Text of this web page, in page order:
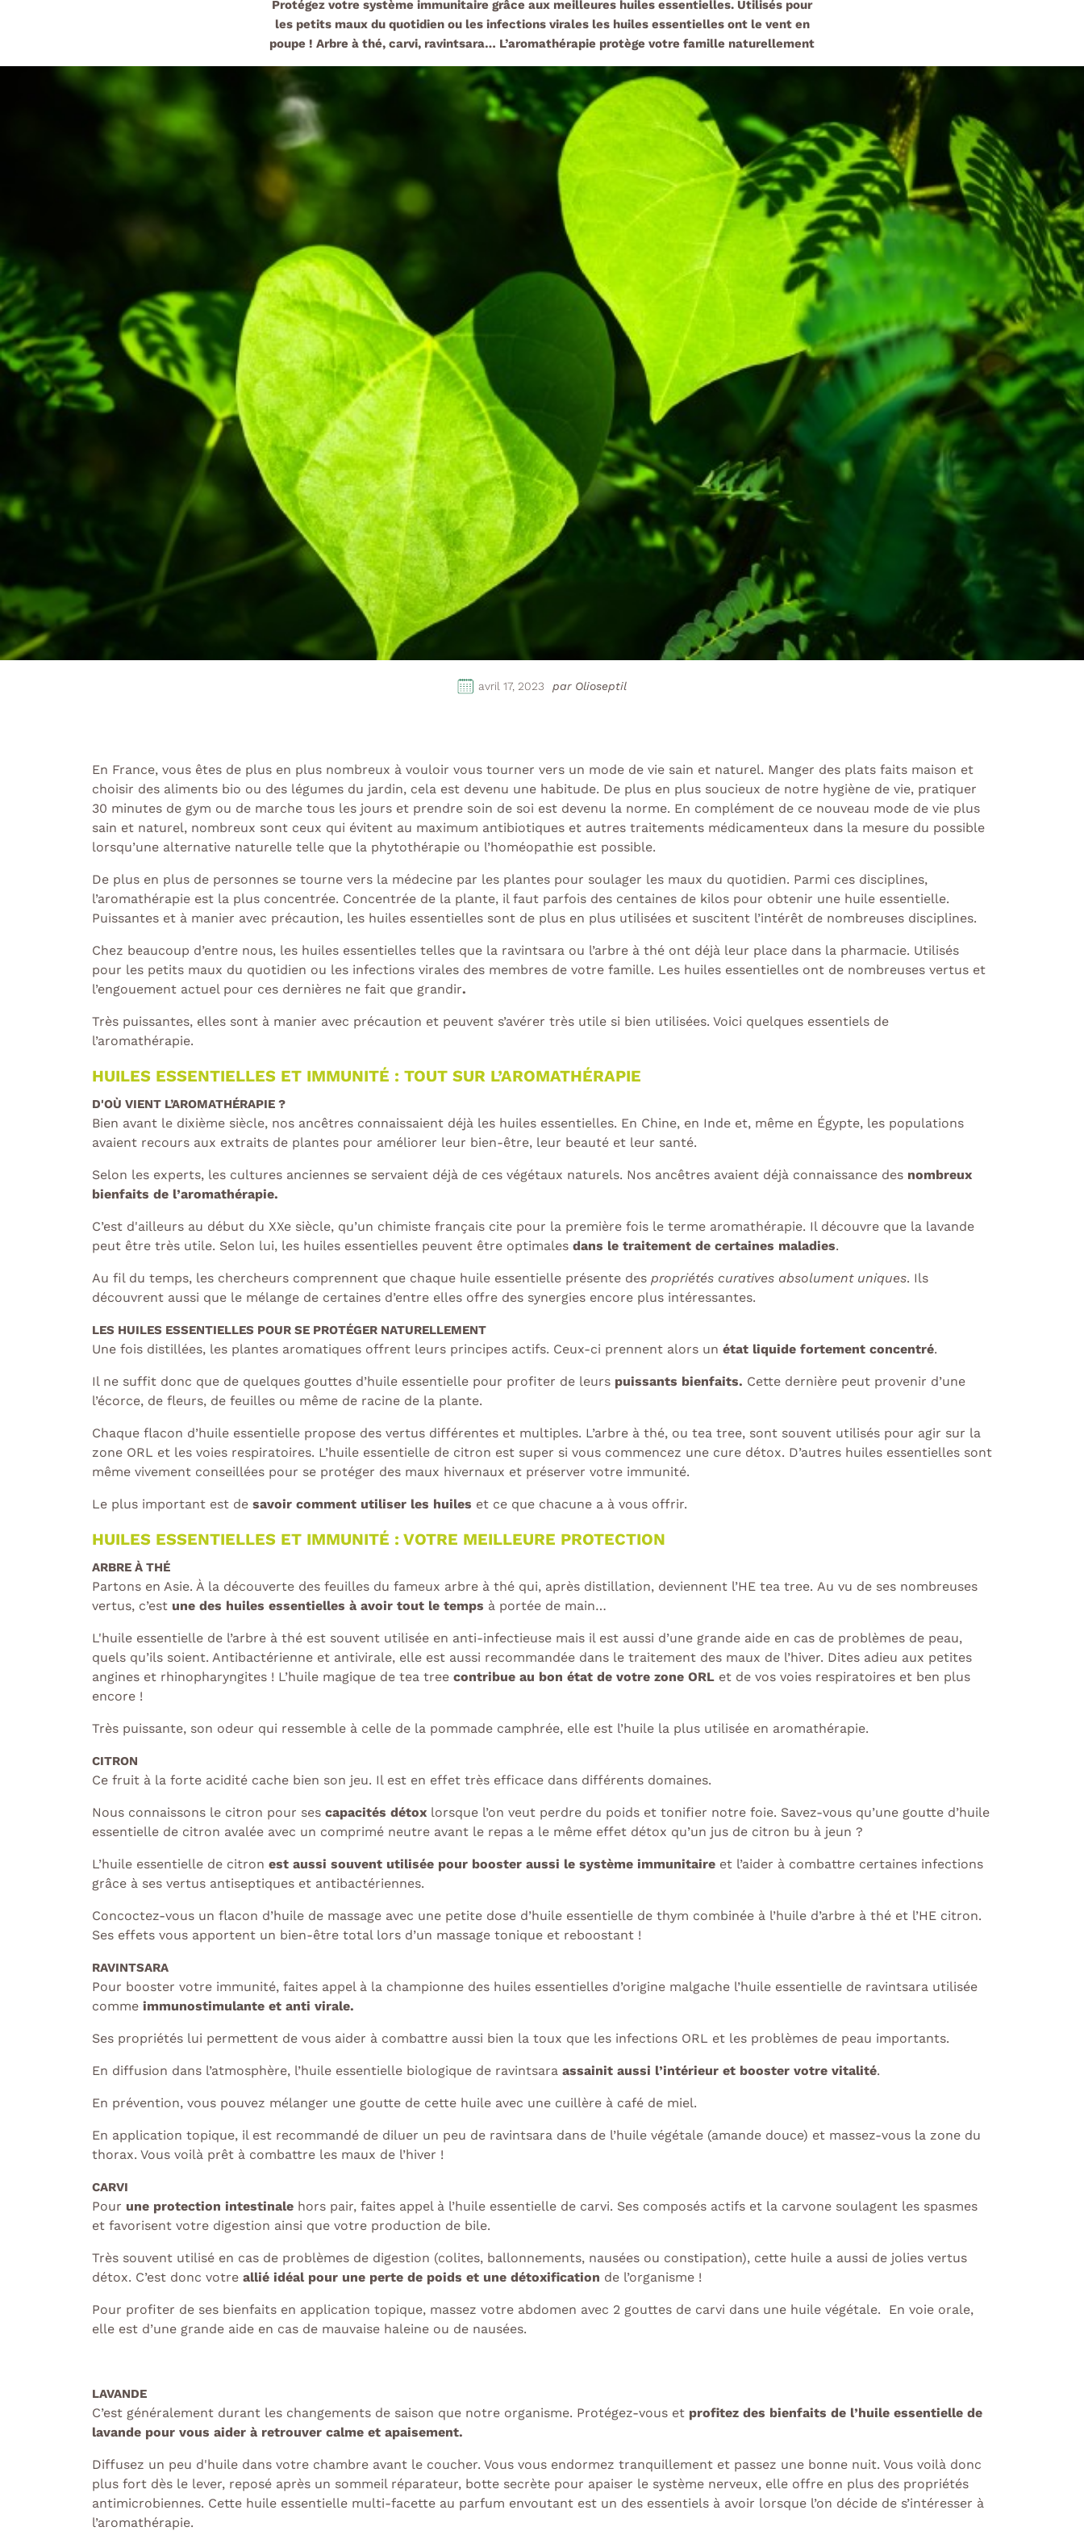
Protégez votre système immunitaire grâce aux meilleures huiles essentielles. Utilisés pour
les petits maux du quotidien ou les infections virales les huiles essentielles ont le vent en
poupe ! Arbre à thé, carvi, ravintsara… L’aromathérapie protège votre famille naturellement
avril 17, 2023 par Olioseptil
En France, vous êtes de plus en plus nombreux à vouloir vous tourner vers un mode de vie sain et naturel. Manger des plats faits maison et
choisir des aliments bio ou des légumes du jardin, cela est devenu une habitude. De plus en plus soucieux de notre hygiène de vie, pratiquer
30 minutes de gym ou de marche tous les jours et prendre soin de soi est devenu la norme. En complément de ce nouveau mode de vie plus
sain et naturel, nombreux sont ceux qui évitent au maximum antibiotiques et autres traitements médicamenteux dans la mesure du possible
lorsqu’une alternative naturelle telle que la phytothérapie ou l’homéopathie est possible.
De plus en plus de personnes se tourne vers la médecine par les plantes pour soulager les maux du quotidien. Parmi ces disciplines,
l’aromathérapie est la plus concentrée. Concentrée de la plante, il faut parfois des centaines de kilos pour obtenir une huile essentielle.
Puissantes et à manier avec précaution, les huiles essentielles sont de plus en plus utilisées et suscitent l’intérêt de nombreuses disciplines.
Chez beaucoup d’entre nous, les huiles essentielles telles que la ravintsara ou l’arbre à thé ont déjà leur place dans la pharmacie. Utilisés
pour les petits maux du quotidien ou les infections virales des membres de votre famille. Les huiles essentielles ont de nombreuses vertus et
l’engouement actuel pour ces dernières ne fait que grandir.
Très puissantes, elles sont à manier avec précaution et peuvent s’avérer très utile si bien utilisées. Voici quelques essentiels de
l’aromathérapie.
HUILES ESSENTIELLES ET IMMUNITÉ : TOUT SUR L’AROMATHÉRAPIE
D'OÙ VIENT L’AROMATHÉRAPIE ?
Bien avant le dixième siècle, nos ancêtres connaissaient déjà les huiles essentielles. En Chine, en Inde et, même en Égypte, les populations
avaient recours aux extraits de plantes pour améliorer leur bien-être, leur beauté et leur santé.
Selon les experts, les cultures anciennes se servaient déjà de ces végétaux naturels. Nos ancêtres avaient déjà connaissance des nombreux
bienfaits de l’aromathérapie.
C’est d'ailleurs au début du XXe siècle, qu’un chimiste français cite pour la première fois le terme aromathérapie. Il découvre que la lavande
peut être très utile. Selon lui, les huiles essentielles peuvent être optimales dans le traitement de certaines maladies.
Au fil du temps, les chercheurs comprennent que chaque huile essentielle présente des propriétés curatives absolument uniques. Ils
découvrent aussi que le mélange de certaines d’entre elles offre des synergies encore plus intéressantes.
LES HUILES ESSENTIELLES POUR SE PROTÉGER NATURELLEMENT
Une fois distillées, les plantes aromatiques offrent leurs principes actifs. Ceux-ci prennent alors un état liquide fortement concentré.
Il ne suffit donc que de quelques gouttes d’huile essentielle pour profiter de leurs puissants bienfaits. Cette dernière peut provenir d’une
l’écorce, de fleurs, de feuilles ou même de racine de la plante.
Chaque flacon d’huile essentielle propose des vertus différentes et multiples. L’arbre à thé, ou tea tree, sont souvent utilisés pour agir sur la
zone ORL et les voies respiratoires. L’huile essentielle de citron est super si vous commencez une cure détox. D’autres huiles essentielles sont
même vivement conseillées pour se protéger des maux hivernaux et préserver votre immunité.
Le plus important est de savoir comment utiliser les huiles et ce que chacune a à vous offrir.
HUILES ESSENTIELLES ET IMMUNITÉ : VOTRE MEILLEURE PROTECTION
ARBRE À THÉ
Partons en Asie. À la découverte des feuilles du fameux arbre à thé qui, après distillation, deviennent l’HE tea tree. Au vu de ses nombreuses
vertus, c’est une des huiles essentielles à avoir tout le temps à portée de main…
L'huile essentielle de l’arbre à thé est souvent utilisée en anti-infectieuse mais il est aussi d’une grande aide en cas de problèmes de peau,
quels qu’ils soient. Antibactérienne et antivirale, elle est aussi recommandée dans le traitement des maux de l’hiver. Dites adieu aux petites
angines et rhinopharyngites ! L’huile magique de tea tree contribue au bon état de votre zone ORL et de vos voies respiratoires et ben plus
encore !
Très puissante, son odeur qui ressemble à celle de la pommade camphrée, elle est l’huile la plus utilisée en aromathérapie.
CITRON
Ce fruit à la forte acidité cache bien son jeu. Il est en effet très efficace dans différents domaines.
Nous connaissons le citron pour ses capacités détox lorsque l’on veut perdre du poids et tonifier notre foie. Savez-vous qu’une goutte d’huile
essentielle de citron avalée avec un comprimé neutre avant le repas a le même effet détox qu’un jus de citron bu à jeun ?
L’huile essentielle de citron est aussi souvent utilisée pour booster aussi le système immunitaire et l’aider à combattre certaines infections
grâce à ses vertus antiseptiques et antibactériennes.
Concoctez-vous un flacon d’huile de massage avec une petite dose d’huile essentielle de thym combinée à l’huile d’arbre à thé et l’HE citron.
Ses effets vous apportent un bien-être total lors d’un massage tonique et reboostant !
RAVINTSARA
Pour booster votre immunité, faites appel à la championne des huiles essentielles d’origine malgache l’huile essentielle de ravintsara utilisée
comme immunostimulante et anti virale.
Ses propriétés lui permettent de vous aider à combattre aussi bien la toux que les infections ORL et les problèmes de peau importants.
En diffusion dans l’atmosphère, l’huile essentielle biologique de ravintsara assainit aussi l’intérieur et booster votre vitalité.
En prévention, vous pouvez mélanger une goutte de cette huile avec une cuillère à café de miel.
En application topique, il est recommandé de diluer un peu de ravintsara dans de l’huile végétale (amande douce) et massez-vous la zone du
thorax. Vous voilà prêt à combattre les maux de l’hiver !
CARVI
Pour une protection intestinale hors pair, faites appel à l’huile essentielle de carvi. Ses composés actifs et la carvone soulagent les spasmes
et favorisent votre digestion ainsi que votre production de bile.
Très souvent utilisé en cas de problèmes de digestion (colites, ballonnements, nausées ou constipation), cette huile a aussi de jolies vertus
détox. C’est donc votre allié idéal pour une perte de poids et une détoxification de l’organisme !
Pour profiter de ses bienfaits en application topique, massez votre abdomen avec 2 gouttes de carvi dans une huile végétale.
En voie orale,
elle est d’une grande aide en cas de mauvaise haleine ou de nausées.
LAVANDE
C’est généralement durant les changements de saison que notre organisme. Protégez-vous et profitez des bienfaits de l’huile essentielle de
lavande pour vous aider à retrouver calme et apaisement.
Diffusez un peu d'huile dans votre chambre avant le coucher. Vous vous endormez tranquillement et passez une bonne nuit. Vous voilà donc
plus fort dès le lever, reposé après un sommeil réparateur, botte secrète pour apaiser le système nerveux, elle offre en plus des propriétés
antimicrobiennes. Cette huile essentielle multi-facette au parfum envoutant est un des essentiels à avoir lorsque l’on décide de s’intéresser à
l’aromathérapie.